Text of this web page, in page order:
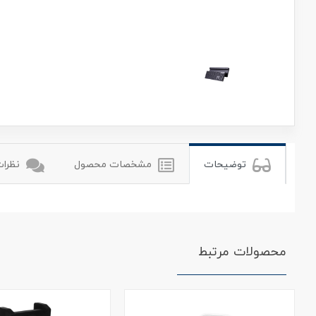
توضیحات مشخصات محصول
محصولات مرتبط